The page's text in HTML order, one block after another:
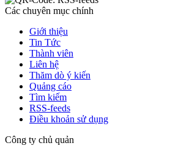
Các chuyên mục chính
Giới thiệu
Tin Tức
Thành viên
Liên hệ
Thăm dò ý kiến
Quảng cáo
Tìm kiếm
RSS-feeds
Điều khoản sử dụng
Công ty chủ quản